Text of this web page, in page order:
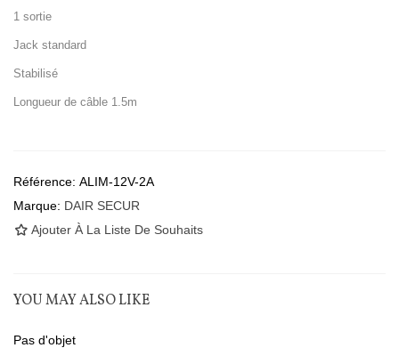
1 sortie
Jack standard
Stabilisé
Longueur de câble 1.5m
Référence: ALIM-12V-2A
Marque: DAIR SECUR
Ajouter À La Liste De Souhaits
YOU MAY ALSO LIKE
Pas d'objet